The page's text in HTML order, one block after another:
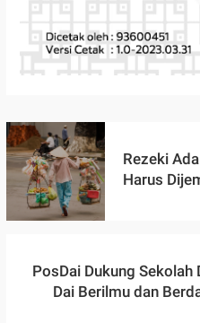
Rezeki
Harus
PosDai Dukung Sekolah
Dai Berilmu dan